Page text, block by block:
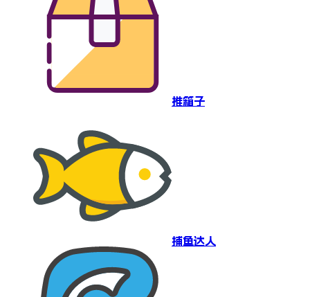
推箱子
捕鱼达人